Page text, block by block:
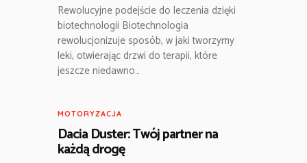
Rewolucyjne podejście do leczenia dzięki
biotechnologii Biotechnologia
rewolucjonizuje sposób, w jaki tworzymy
leki, otwierając drzwi do terapii, które
jeszcze niedawno…
MOTORYZACJA
Dacia Duster: Twój partner na
każdą drogę